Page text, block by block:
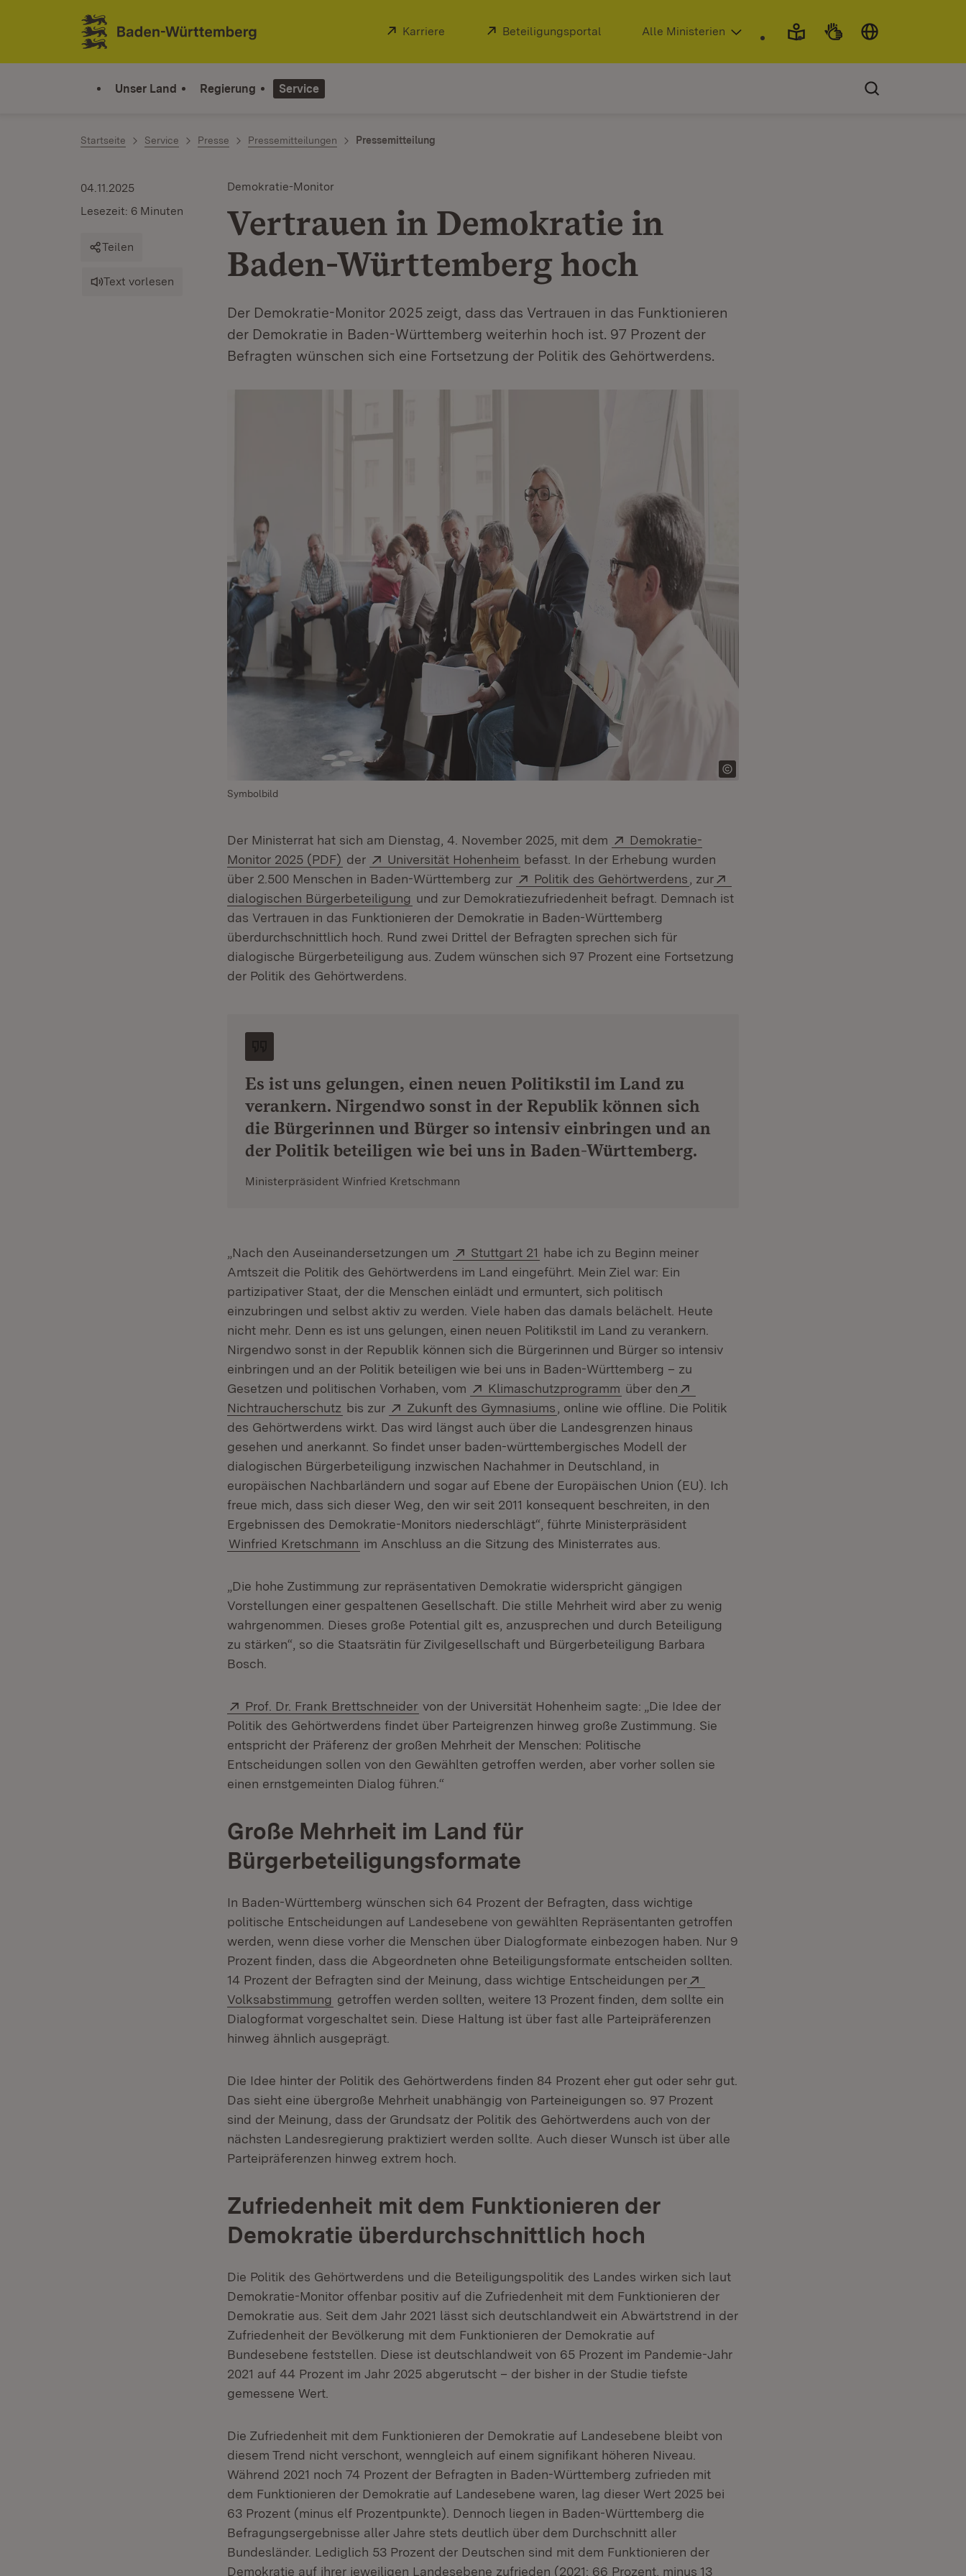
Zum Inhalt springen
Link zur Startseite
Extern:
Karriere (Öffnet in neuem Fenster)
Extern:
Beteiligungsportal (Öffnet in neuem Fenster)
Alle Ministerien
Unser Land Regierung Service
Startseite Service Presse Pressemitteilungen Pressemitteilung
Demokratie-Monitor
Vertrauen in Demokratie in
Baden-Württemberg hoch
Der Demokratie-Monitor 2025 zeigt, dass das Vertrauen in das Funktionieren
der Demokratie in Baden-Württemberg weiterhin hoch ist. 97 Prozent der
Befragten wünschen sich eine Fortsetzung der Politik des Gehörtwerdens.
04.11.2025
Lesezeit: 6 Minuten
Teilen
Text vorlesen
Symbolbild
Der Ministerrat hat sich am Dienstag, 4. November 2025, mit dem Extern:
Demokratie-
Monitor 2025 (PDF) (Öffnet in neuem Fenster)
der Extern:
Universität Hohenheim (Öffnet in neuem Fenster)
befasst. In der Erhebung wurden
über 2.500 Menschen in Baden-Württemberg zur
Extern:
Politik des Gehörtwerdens (Öffnet in neuem Fenster)
, zur
dialogischen Bürgerbeteiligung (Öffnet in neuem Fenster)
und zur Demokratiezufriedenheit befragt. Demnach ist
das Vertrauen in das Funktionieren der Demokratie in Baden-Württemberg
überdurchschnittlich hoch. Rund zwei Drittel der Befragten sprechen sich für
dialogische Bürgerbeteiligung aus. Zudem wünschen sich 97 Prozent eine Fortsetzung
der Politik des Gehörtwerdens.
Es ist uns gelungen, einen neuen Politikstil im Land zu
verankern. Nirgendwo sonst in der Republik können sich
die Bürgerinnen und Bürger so intensiv einbringen und an
der Politik beteiligen wie bei uns in Baden-Württemberg.
Ministerpräsident Winfried Kretschmann
„Nach den Auseinandersetzungen um Extern:
Stuttgart 21 (Öffnet in neuem Fenster)
habe ich zu Beginn meiner
Amtszeit die Politik des Gehörtwerdens im Land eingeführt. Mein Ziel war: Ein
partizipativer Staat, der die Menschen einlädt und ermuntert, sich politisch
einzubringen und selbst aktiv zu werden. Viele haben das damals belächelt. Heute
nicht mehr. Denn es ist uns gelungen, einen neuen Politikstil im Land zu verankern.
Nirgendwo sonst in der Republik können sich die Bürgerinnen und Bürger so intensiv
einbringen und an der Politik beteiligen wie bei uns in Baden-Württemberg – zu
Gesetzen und politischen Vorhaben, vom
Extern:
Klimaschutzprogramm (Öffnet in neuem Fenster)
über den
Nichtraucherschutz (Öffnet in neuem Fenster)
bis zur Extern:
Zukunft des Gymnasiums (Öffnet in neuem Fenster)
, online wie offline. Die Politik
des Gehörtwerdens wirkt. Das wird längst auch über die Landesgrenzen hinaus
gesehen und anerkannt. So findet unser baden-württembergisches Modell der
dialogischen Bürgerbeteiligung inzwischen Nachahmer in Deutschland, in
europäischen Nachbarländern und sogar auf Ebene der Europäischen Union (EU). Ich
freue mich, dass sich dieser Weg, den wir seit 2011 konsequent beschreiten, in den
Ergebnissen des Demokratie-Monitors niederschlägt“, führte Ministerpräsident
Winfried Kretschmann im Anschluss an die Sitzung des Ministerrates aus.
„Die hohe Zustimmung zur repräsentativen Demokratie widerspricht gängigen
Vorstellungen einer gespaltenen Gesellschaft. Die stille Mehrheit wird aber zu wenig
wahrgenommen. Dieses große Potential gilt es, anzusprechen und durch Beteiligung
zu stärken“, so die Staatsrätin für Zivilgesellschaft und Bürgerbeteiligung Barbara
Bosch.
Extern:
Prof. Dr. Frank Brettschneider (Öffnet in neuem Fenster)
von der Universität Hohenheim sagte: „Die Idee der
Politik des Gehörtwerdens findet über Parteigrenzen hinweg große Zustimmung. Sie
entspricht der Präferenz der großen Mehrheit der Menschen: Politische
Entscheidungen sollen von den Gewählten getroffen werden, aber vorher sollen sie
einen ernstgemeinten Dialog führen.“
Große Mehrheit im Land für
Bürgerbeteiligungsformate
In Baden-Württemberg wünschen sich 64 Prozent der Befragten, dass wichtige
politische Entscheidungen auf Landesebene von gewählten Repräsentanten getroffen
werden, wenn diese vorher die Menschen über Dialogformate einbezogen haben. Nur 9
Prozent finden, dass die Abgeordneten ohne Beteiligungsformate entscheiden sollten.
14 Prozent der Befragten sind der Meinung, dass wichtige Entscheidungen per
Volksabstimmung (Öffnet in neuem Fenster)
getroffen werden sollten, weitere 13 Prozent finden, dem sollte ein
Dialogformat vorgeschaltet sein. Diese Haltung ist über fast alle Parteipräferenzen
hinweg ähnlich ausgeprägt.
Die Idee hinter der Politik des Gehörtwerdens finden 84 Prozent eher gut oder sehr gut.
Das sieht eine übergroße Mehrheit unabhängig von Parteineigungen so. 97 Prozent
sind der Meinung, dass der Grundsatz der Politik des Gehörtwerdens auch von der
nächsten Landesregierung praktiziert werden sollte. Auch dieser Wunsch ist über alle
Parteipräferenzen hinweg extrem hoch.
Zufriedenheit mit dem Funktionieren der
Demokratie überdurchschnittlich hoch
Die Politik des Gehörtwerdens und die Beteiligungspolitik des Landes wirken sich laut
Demokratie-Monitor offenbar positiv auf die Zufriedenheit mit dem Funktionieren der
Demokratie aus. Seit dem Jahr 2021 lässt sich deutschlandweit ein Abwärtstrend in der
Zufriedenheit der Bevölkerung mit dem Funktionieren der Demokratie auf
Bundesebene feststellen. Diese ist deutschlandweit von 65 Prozent im Pandemie-Jahr
2021 auf 44 Prozent im Jahr 2025 abgerutscht – der bisher in der Studie tiefste
gemessene Wert.
Die Zufriedenheit mit dem Funktionieren der Demokratie auf Landesebene bleibt von
diesem Trend nicht verschont, wenngleich auf einem signifikant höheren Niveau.
Während 2021 noch 74 Prozent der Befragten in Baden-Württemberg zufrieden mit
dem Funktionieren der Demokratie auf Landesebene waren, lag dieser Wert 2025 bei
63 Prozent (minus elf Prozentpunkte). Dennoch liegen in Baden-Württemberg die
Befragungsergebnisse aller Jahre stets deutlich über dem Durchschnitt aller
Bundesländer. Lediglich 53 Prozent der Deutschen sind mit dem Funktionieren der
Demokratie auf ihrer jeweiligen Landesebene zufrieden (2021: 66 Prozent, minus 13